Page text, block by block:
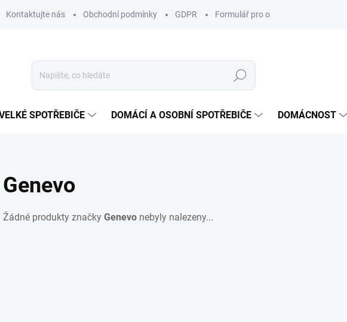
Kontaktujte nás Obchodní podmínky GDPR Formulář pro odstoupení od smlouvy
Hledat
SPOTŘEBIČE DOMÁCÍ A OSOBNÍ SPOTŘEBIČE DOMÁCNOST
Genevo
Žádné produkty značky Genevo nebyly nalezeny...